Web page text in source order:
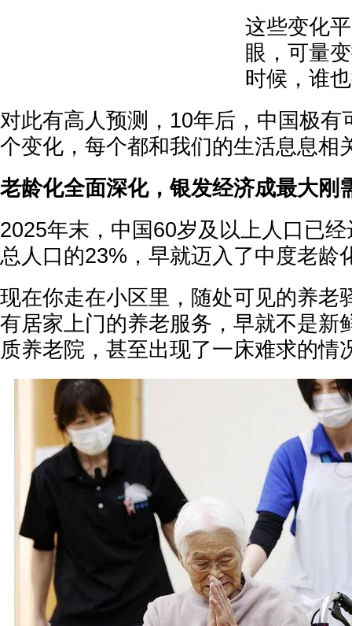
这些变化
眼，可量
时候，谁
对此有高人预测，10年后，中国极有
个变化，每个都和我们的生活息息相
老龄化全面深化，银发经济成最大刚
2025年末，中国60岁及以上人口已
总人口的23%，早就迈入了中度老龄
现在你走在小区里，随处可见的养老
有居家上门的养老服务，早就不是新
质养老院，甚至出现了一床难求的情